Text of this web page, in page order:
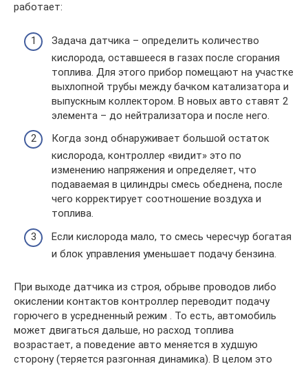
работает:
Задача датчика – определить количество
кислорода, оставшееся в газах после сгорания
топлива. Для этого прибор помещают на участке
выхлопной трубы между бачком катализатора и
выпускным коллектором. В новых авто ставят 2
элемента – до нейтрализатора и после него.
Когда зонд обнаруживает большой остаток
кислорода, контроллер «видит» это по
изменению напряжения и определяет, что
подаваемая в цилиндры смесь обеднена, после
чего корректирует соотношение воздуха и
топлива.
Если кислорода мало, то смесь чересчур богатая
и блок управления уменьшает подачу бензина.
При выходе датчика из строя, обрыве проводов либо
окислении контактов контроллер переводит подачу
горючего в усредненный режим . То есть, автомобиль
может двигаться дальше, но расход топлива
возрастает, а поведение авто меняется в худшую
сторону (теряется разгонная динамика). В целом это